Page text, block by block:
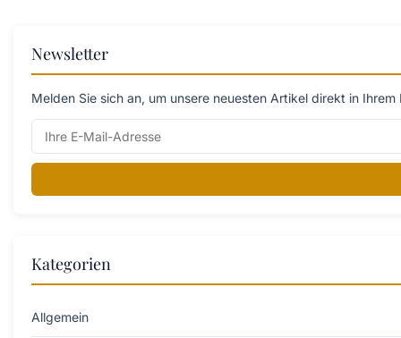
Newsletter
Melden Sie sich an, um unsere neuesten Artikel direkt in
Kategorien
Allgemein